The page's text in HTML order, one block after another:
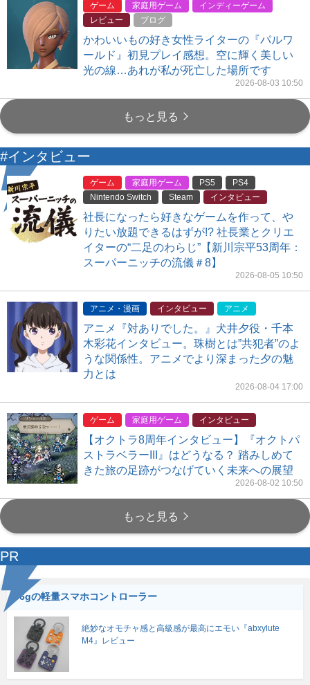
ゲーム 家庭用ゲーム
インディーゲーム
レビュー
ブログ
かわいいもの好き女性ライターの『パルワ
ールド』初見プレイ感想。空に輝く美しい
光の線…あれが私が死亡した場所です
2026-08-03 10:50
もっと見る
#インタビュー
ゲーム 家庭用ゲーム PS5
PS4
Nintendo Switch
Steam インタビュー
社長になったら好きなゲームを作って、や
りたい放題できるはずが!? 社長業とクリエ
イターの“二足のわらじ”【新川宗平53周年：
スーパーニッチの流儀＃8】
2026-08-05 10:50
アニメ・漫画 インタビュー アニメ
アニメ『対ありでした。』犬井夕役・千本
木彩花インタビュー。珠樹とは”共犯者”のよ
うな関係性。アニメでより深まった夕の魅
力とは
2026-08-04 17:00
ゲーム 家庭用ゲーム インタビュー
【オクトラ8周年インタビュー】『オクトパ
ストラベラーIII』はどうなる？ 踏みしめて
きた旅の足跡がつなげていく未来への展望
2026-08-02 10:50
もっと見る
PR
56gの軽量スマホコントローラー
絶妙なオモチャ感と高級感が最高にエモい『abxylute
M4』レビュー